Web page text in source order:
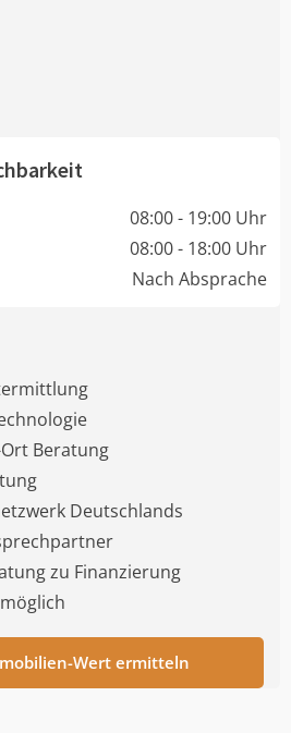
08:00 - 19:00 Uhr
08:00 - 18:00 Uhr
Nach Absprache
Beratung
Deutschlands
zu Finanzierung
Wert ermitteln